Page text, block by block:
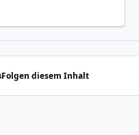
Folgen diesem Inhalt